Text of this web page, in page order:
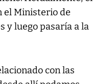
el Ministerio de
y luego pasaría a la
con las